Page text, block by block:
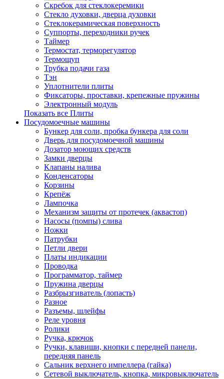
Скребок для стеклокеремики
Стекло духовки, дверца духовки
Стеклокерамическая поверхность
Суппорты, переходники ручек
Таймер
Термостат, терморегулятор
Термощуп
Трубка подачи газа
Тэн
Уплотнители плиты
Фиксаторы, проставки, крепежные пружины
Электронный модуль
Показать все Плиты
Посудомоечные машины
Бункер для соли, пробка бункера для соли
Дверь для посудомоечной машины
Дозатор моющих средств
Замки дверцы
Клапаны налива
Конденсаторы
Корзины
Крепёж
Лампочка
Механизм защиты от протечек (аквастоп)
Насосы (помпы) слива
Ножки
Патрубки
Петли двери
Платы индикации
Проводка
Программатор, таймер
Пружина дверцы
Разбрызгиватель (лопасть)
Разное
Разъемы, шлейфы
Реле уровня
Ролики
Ручка, крючок
Ручки, клавиши, кнопки с передней панели,
передняя панель
Сальник верхнего импеллера (гайка)
Сетевой выключатель, кнопка, микровыключатель